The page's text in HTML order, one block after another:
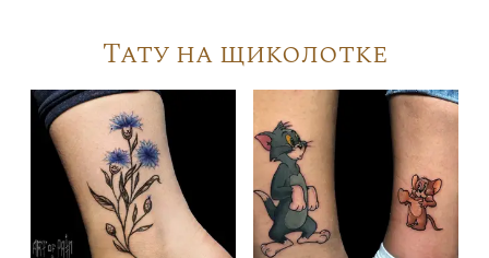
Тату на щиколотке